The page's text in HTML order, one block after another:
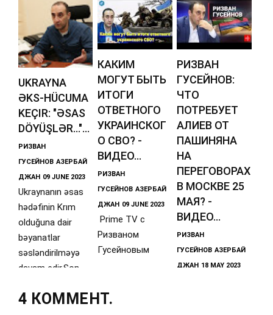
UKRAYNA
ƏKS-HÜCUMA
KEÇIR: "ƏSAS
DÖYÜŞLƏR..."...
РИЗВАН
ГУСЕЙНОВ АЗЕРБАЙ
ДЖАН 09 JUNE 2023
Ukraynanın əsas
hədəfinin Krım
olduğuna dair
bəyanatlar
səsləndirilməyə
davam edir.Son
КАКИМ
МОГУТ БЫТЬ
ИТОГИ
ОТВЕТНОГО
УКРАИНСКОГ
О СВО? -
ВИДЕО...
РИЗВАН
ГУСЕЙНОВ АЗЕРБАЙ
ДЖАН 09 JUNE 2023
Prime TV с
Ризваном
Гусейновым
РИЗВАН
ГУСЕЙНОВ:
ЧТО
ПОТРЕБУЕТ
АЛИЕВ ОТ
ПАШИНЯНА
НА
ПЕРЕГОВОРАХ
В МОСКВЕ 25
МАЯ? -
ВИДЕО...
РИЗВАН
ГУСЕЙНОВ АЗЕРБАЙ
ДЖАН 18 MAY 2023
4 КОММЕНТ.